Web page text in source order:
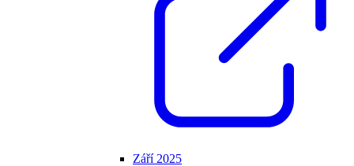
Září 2025